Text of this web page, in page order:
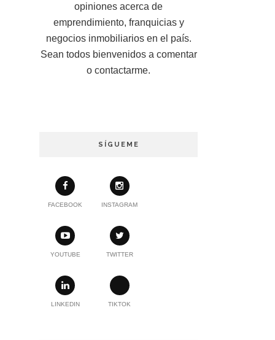
opiniones acerca de
emprendimiento, franquicias y
negocios inmobiliarios en el país.
Sean todos bienvenidos a comentar
o contactarme.
SÍGUEME
FACEBOOK INSTAGRAM
YOUTUBE TWITTER
LINKEDIN TIKTOK